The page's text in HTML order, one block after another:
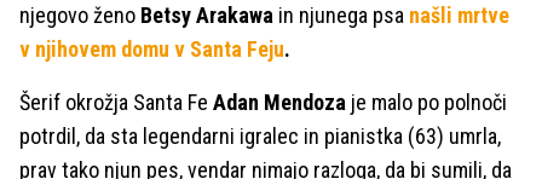
njegovo ženo Betsy Arakawa in njunega psa našli mrtve
v njihovem domu v Santa Feju.
Šerif okrožja Santa Fe Adan Mendoza je malo po polnoči
potrdil, da sta legendarni igralec in pianistka (63) umrla,
prav tako njun pes, vendar nimajo razloga, da bi sumili, da